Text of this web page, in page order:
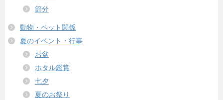
節分
動物・ペット関係
夏のイベント・行事
お盆
ホタル鑑賞
七夕
夏のお祭り